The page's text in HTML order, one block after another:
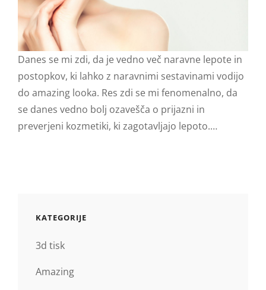
Danes se mi zdi, da je vedno več naravne lepote in
postopkov, ki lahko z naravnimi sestavinami vodijo
do amazing looka. Res zdi se mi fenomenalno, da
se danes vedno bolj ozavešča o prijazni in
preverjeni kozmetiki, ki zagotavljajo lepoto.…
KATEGORIJE
3d tisk
Amazing